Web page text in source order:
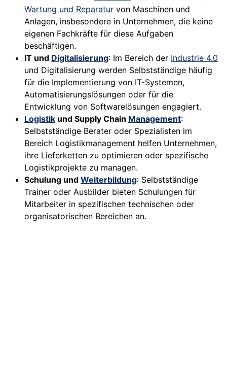
Wartung und Reparatur von Maschinen und
Anlagen, insbesondere in Unternehmen, die keine
eigenen Fachkräfte für diese Aufgaben
beschäftigen.
IT und Digitalisierung: Im Bereich der Industrie 4.0
und Digitalisierung werden Selbstständige häufig
für die Implementierung von IT-Systemen,
Automatisierungslösungen oder für die
Entwicklung von Softwarelösungen engagiert.
Logistik und Supply Chain Management:
Selbstständige Berater oder Spezialisten im
Bereich Logistikmanagement helfen Unternehmen,
ihre Lieferketten zu optimieren oder spezifische
Logistikprojekte zu managen.
Schulung und Weiterbildung: Selbstständige
Trainer oder Ausbilder bieten Schulungen für
Mitarbeiter in spezifischen technischen oder
organisatorischen Bereichen an.